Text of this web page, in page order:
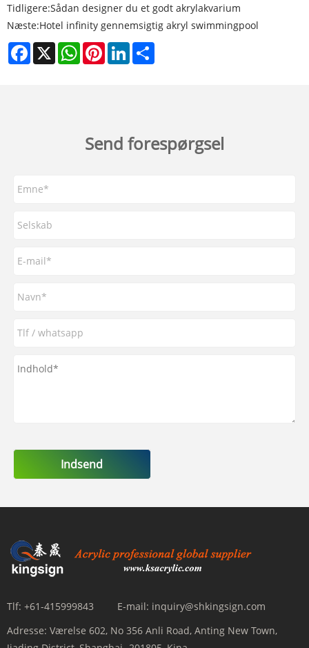
Tidligere:Sådan designer du et godt akrylakvarium
Næste:Hotel infinity gennemsigtig akryl swimmingpool
Facebook
X WhatsAppPinterestLinkedIn
Send forespørgsel
Indsend
Tlf: +61-415999843 E-mail: inquiry@shkingsign.com
Adresse: Værelse 602, No 356 Anli Road, Anting New Town,